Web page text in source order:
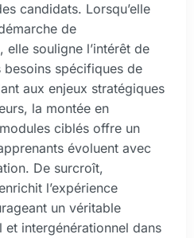
candidats. Lorsqu’elle
de
souligne l’intérêt de
spécifiques de
aux enjeux stratégiques
la montée en
ciblés offre un
évoluent avec
De surcroît,
l’expérience
un véritable
et intergénérationnel dans